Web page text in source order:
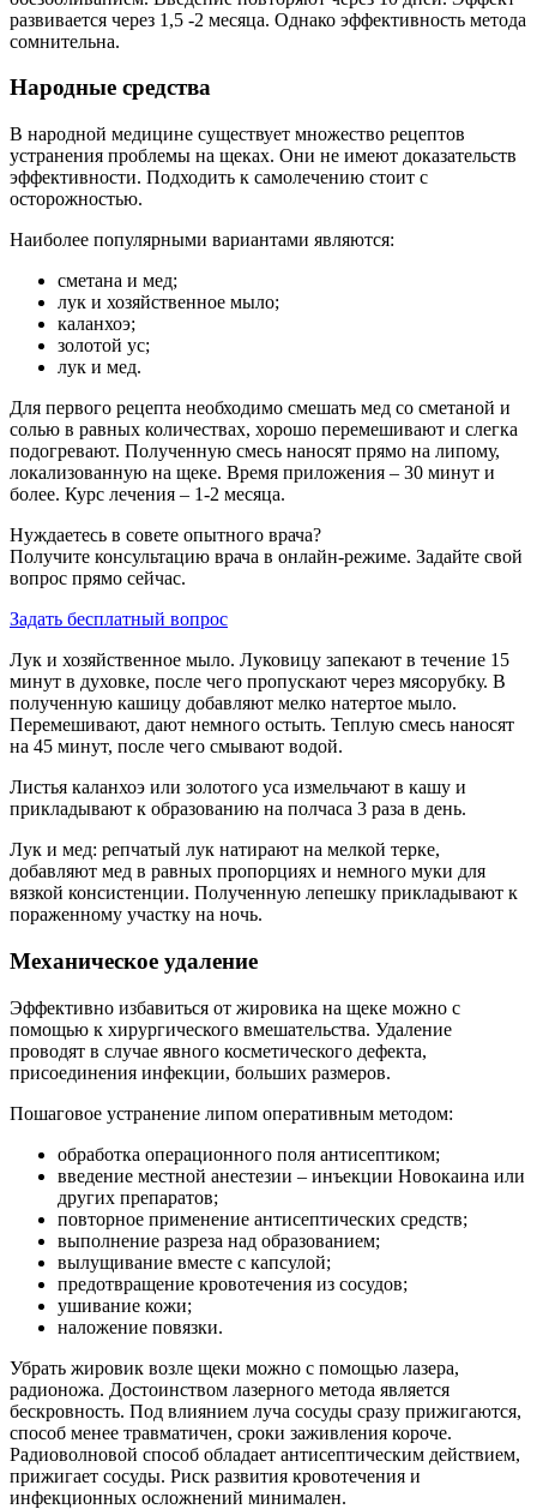
развивается через 1,5 -2 месяца. Однако эффективность метода
сомнительна.
Народные средства
В народной медицине существует множество рецептов
устранения проблемы на щеках. Они не имеют доказательств
эффективности. Подходить к самолечению стоит с
осторожностью.
Наиболее популярными вариантами являются:
сметана и мед;
лук и хозяйственное мыло;
каланхоэ;
золотой ус;
лук и мед.
Для первого рецепта необходимо смешать мед со сметаной и
солью в равных количествах, хорошо перемешивают и слегка
подогревают. Полученную смесь наносят прямо на липому,
локализованную на щеке. Время приложения – 30 минут и
более. Курс лечения – 1-2 месяца.
Нуждаетесь в совете опытного врача?
Получите консультацию врача в онлайн-режиме. Задайте свой
вопрос прямо сейчас.
Задать бесплатный вопрос
Лук и хозяйственное мыло. Луковицу запекают в течение 15
минут в духовке, после чего пропускают через мясорубку. В
полученную кашицу добавляют мелко натертое мыло.
Перемешивают, дают немного остыть. Теплую смесь наносят
на 45 минут, после чего смывают водой.
Листья каланхоэ или золотого уса измельчают в кашу и
прикладывают к образованию на полчаса 3 раза в день.
Лук и мед: репчатый лук натирают на мелкой терке,
добавляют мед в равных пропорциях и немного муки для
вязкой консистенции. Полученную лепешку прикладывают к
пораженному участку на ночь.
Механическое удаление
Эффективно избавиться от жировика на щеке можно с
помощью к хирургического вмешательства. Удаление
проводят в случае явного косметического дефекта,
присоединения инфекции, больших размеров.
Пошаговое устранение липом оперативным методом:
обработка операционного поля антисептиком;
введение местной анестезии – инъекции Новокаина или
других препаратов;
повторное применение антисептических средств;
выполнение разреза над образованием;
вылущивание вместе с капсулой;
предотвращение кровотечения из сосудов;
ушивание кожи;
наложение повязки.
Убрать жировик возле щеки можно с помощью лазера,
радионожа. Достоинством лазерного метода является
бескровность. Под влиянием луча сосуды сразу прижигаются,
способ менее травматичен, сроки заживления короче.
Радиоволновой способ обладает антисептическим действием,
прижигает сосуды. Риск развития кровотечения и
инфекционных осложнений минимален.